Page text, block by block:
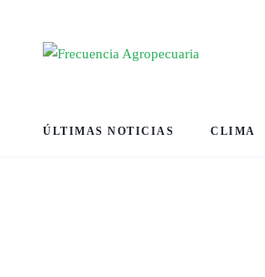
ÚLTIMAS NOTICIAS CLIMA